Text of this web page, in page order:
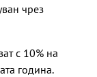
чрез
с 10% на
година.